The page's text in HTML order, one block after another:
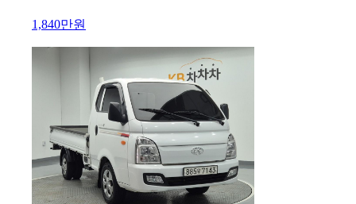
1,840만원